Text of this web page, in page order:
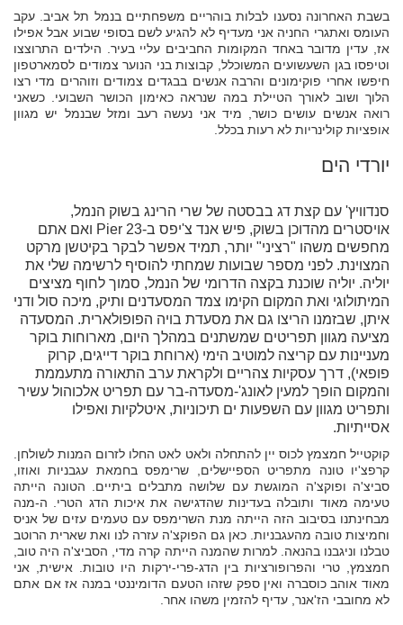
בשבת האחרונה נסענו לבלות בוהריים משפחתיים בנמל תל אביב. עקב
העומס ואתגרי החניה אני מעדיף לא להגיע לשם בסופי שבוע אבל אפילו
אז, עדין מדובר באחד המקומות החביבים עליי בעיר. הילדים התרוצצו
וטיפסו בגן השעשועים המשוכלל, קבוצות בני הנוער צמודים לסמארטפון
חיפשו אחרי פוקימונים והרבה אנשים בבגדים צמודים וזוהרים מדי רצו
הלוך ושוב לאורך הטיילת במה שנראה כאימון הכושר השבועי. כשאני
רואה אנשים עושים כושר, מיד אני נעשה רעב ומזל שבנמל יש מגוון
אופציות קולינריות לא רעות בכלל.
יורדי הים
סנדוויץ' עם קצת דג בבסטה של שרי הרינג בשוק הנמל,
אויסטרים מהדוכן בשוק, פיש אנד צ'יפס ב-Pier 23 ואם אתם
מחפשים משהו "רציני" יותר, תמיד אפשר לבקר בקיטשן מרקט
המצוינת. לפני מספר שבועות שמחתי להוסיף לרשימה שלי את
יוליה. יוליה שוכנת בקצה הדרומי של הנמל, סמוך לחוף מציצים
המיתולוגי ואת המקום הקימו צמד המסעדנים ותיק, מיכה סול ודני
איתן, שבזמנו הריצו גם את מסעדת בויה הפופולארית. המסעדה
מציעה מגוון תפריטים שמשתנים במהלך היום, מארוחות בוקר
מעניינות עם קריצה למוטיב הימי (ארוחת בוקר דייגים, קרוק
פופאי), דרך עסקיות צהריים ולקראת ערב התאורה מתעממת
והמקום הופך למעין לאונג'-מסעדה-בר עם תפריט אלכוהול עשיר
ותפריט מגוון עם השפעות ים תיכוניות, איטלקיות ואפילו
אסייתיות.
קוקטייל חמצמץ לכוס יין להתחלה ולאט לאט החלו לזרום המנות לשולחן.
קרפצ'יו טונה מתפריט הספיישלים, שרימפס בחמאת עגבניות ואוזו,
סביצ'ה ופוקצ'ה המוגשת עם שלושה מתבלים ביתיים. הטונה הייתה
טעימה מאוד ותובלה בעדינות שהדגישה את איכות הדג הטרי. ה-מנה
מבחינתנו בסיבוב הזה הייתה מנת השרימפס עם טעמים עזים של אניס
וחמיצות טובה מהעגבניות. כאן גם הפוקצ'ה עזרה לנו ואת שארית הרוטב
טבלנו וניגבנו בהנאה. למרות שהמנה הייתה קרה מדי, הסביצ'ה היה טוב,
חמצמץ, טרי והפרופורציות בין הדג-פרי-ירקות היו טובות. אישית, אני
מאוד אוהב כוסברה ואין ספק שזהו הטעם הדומיננטי במנה אז אם אתם
לא מחובבי הז'אנר, עדיף להזמין משהו אחר.